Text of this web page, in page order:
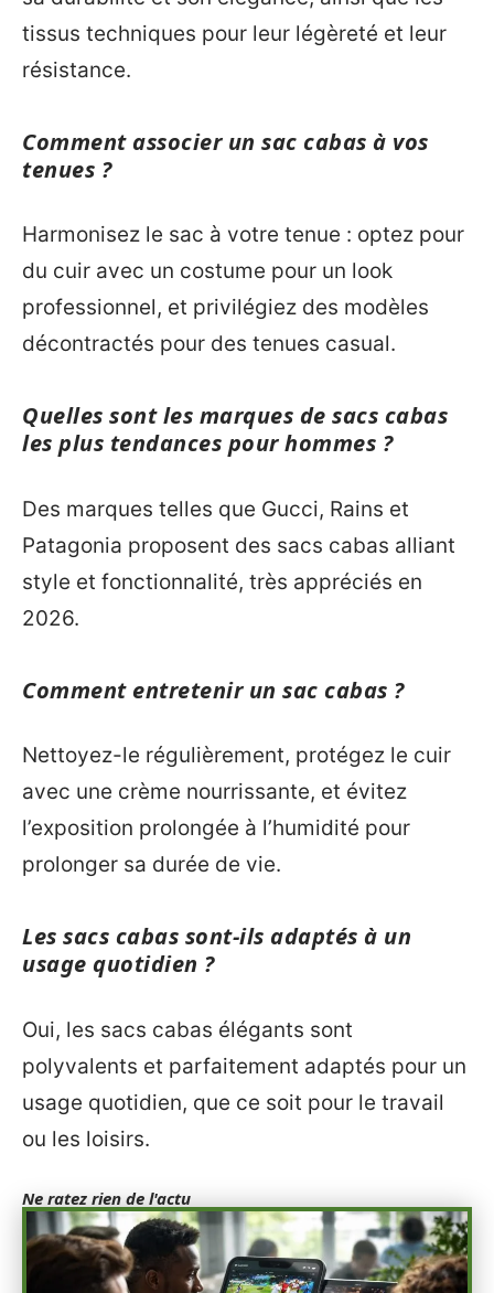
tissus techniques pour leur légèreté et leur
résistance.
Comment associer un sac cabas à vos
tenues ?
Harmonisez le sac à votre tenue : optez pour
du cuir avec un costume pour un look
professionnel, et privilégiez des modèles
décontractés pour des tenues casual.
Quelles sont les marques de sacs cabas
les plus tendances pour hommes ?
Des marques telles que Gucci, Rains et
Patagonia proposent des sacs cabas alliant
style et fonctionnalité, très appréciés en
2026.
Comment entretenir un sac cabas ?
Nettoyez-le régulièrement, protégez le cuir
avec une crème nourrissante, et évitez
l’exposition prolongée à l’humidité pour
prolonger sa durée de vie.
Les sacs cabas sont-ils adaptés à un
usage quotidien ?
Oui, les sacs cabas élégants sont
polyvalents et parfaitement adaptés pour un
usage quotidien, que ce soit pour le travail
ou les loisirs.
Ne ratez rien de l'actu